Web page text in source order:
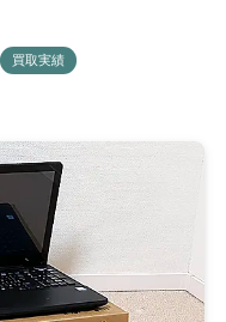
買取実績